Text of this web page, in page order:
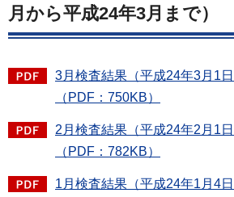
月から平成24年3月まで）
3月検査結果（平成24年3月1日
（PDF：750KB）
2月検査結果（平成24年2月1日
（PDF：782KB）
1月検査結果（平成24年1月4日